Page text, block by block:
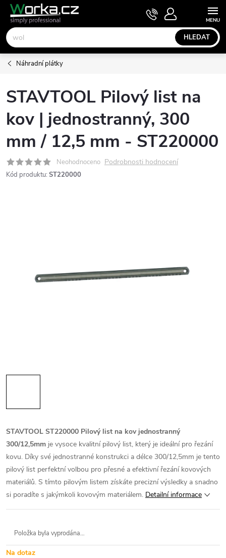
Přejít
obsah
HLEDAT
NÁKUPNÍ
KOŠÍK
Náhradní plátky
STAVTOOL Pilový list na
kov | jednostranný, 300
mm / 12,5 mm - ST220000
Neohodnoceno Podrobnosti hodnocení
Kód produktu: ST220000
STAVTOOL ST220000 Pilový list na kov jednostranný
300/12,5mm je vysoce kvalitní pilový list, který je ideální pro řezání
kovu. Díky své jednostranné konstrukci a délce 300/12,5mm je tento
pilový list perfektní volbou pro přesné a efektivní řezání kovových
materiálů. S tímto pilovým listem získáte precizní výsledky a snadno
si poradíte s jakýmkoli kovovým materiálem. Detailní informace
Položka byla vyprodána…
Na dotaz